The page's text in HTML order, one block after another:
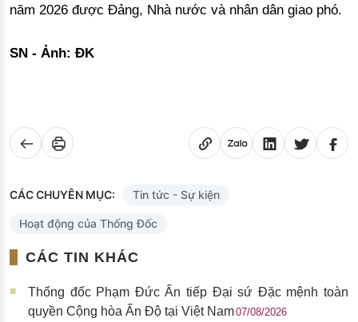
năm 2026 được Đảng, Nhà nước và nhân dân giao phó.
SN - Ảnh: ĐK
CÁC CHUYÊN MỤC: Tin tức - Sự kiện
Hoạt động của Thống Đốc
CÁC TIN KHÁC
Thống đốc Phạm Đức Ấn tiếp Đại sứ Đặc mệnh toàn
quyền Cộng hòa Ấn Độ tại Việt Nam07/08/2026